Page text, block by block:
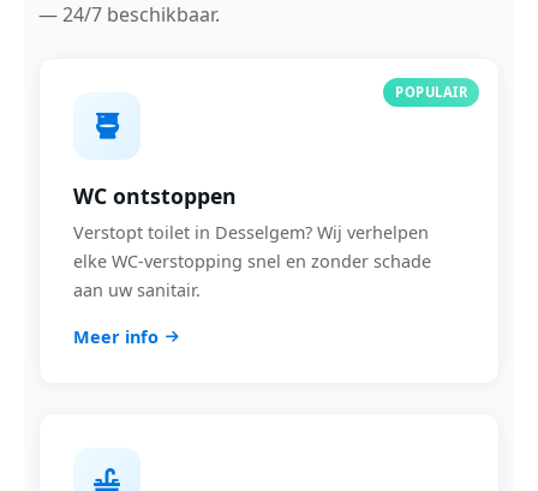
— 24/7 beschikbaar.
POPULAIR
WC ontstoppen
Verstopt toilet in Desselgem? Wij verhelpen
elke WC-verstopping snel en zonder schade
aan uw sanitair.
Meer info